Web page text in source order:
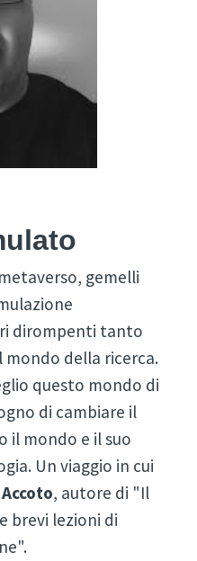
gemelli
dirompenti tanto
mondo della ricerca.
questo mondo di
di cambiare il
il mondo e il suo
Un viaggio in cui
, autore di "Il
brevi lezioni di